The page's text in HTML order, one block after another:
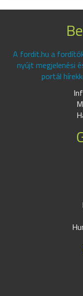
A fordit.hu a
nyújt megjelenési
portál